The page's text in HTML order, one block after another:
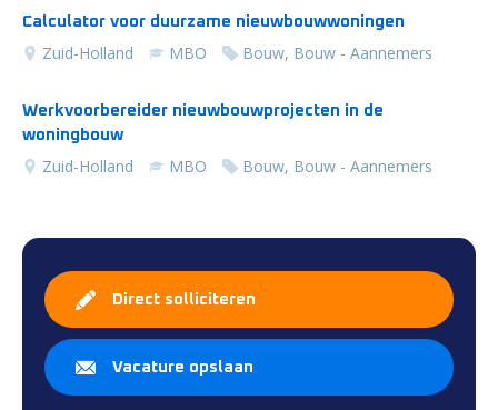
Calculator voor duurzame nieuwbouwwoningen
Zuid-Holland MBO Bouw, Bouw - Aannemers
Werkvoorbereider nieuwbouwprojecten in de
woningbouw
Zuid-Holland MBO Bouw, Bouw - Aannemers
Direct solliciteren
Vacature opslaan